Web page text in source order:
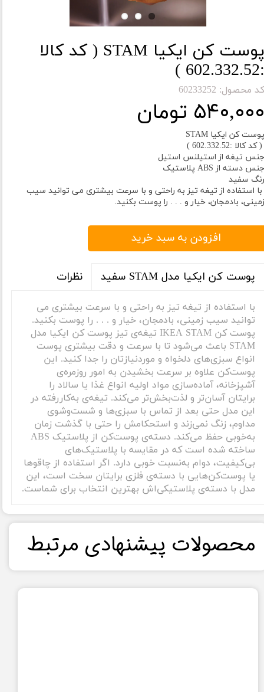
پوست کن ایکیا STAM ( کد کالا
:602.332.52 )
کد محصول: 60233252
۵۴۰,۰۰۰ تومان
پوست کن ایکیا STAM
( کد کالا :602.332.52 )
جنس تیغه از استیلنس استیل
جنس دسته از ABS پلاستیک
رنگ سفید
با استفاده از تیغه تیز به راحتی و با سرعت بیشتری می توانید سیب
زمینی، بادمجان، خیار و . . . را پوست بکنید.
افزودن به سبد خرید
پوست کن ایکیا مدل STAM سفید نظرات
با استفاده از تیغه تیز به راحتی و با سرعت بیشتری می
توانید سیب زمینی، بادمجان، خیار و . . . را پوست بکنید.
پوست کن IKEA STAM تیغه‌ی تیز پوست کن ایکیا مدل
STAM باعث می‌شود تا با سرعت و دقت بیشتری پوست
انواع سبزی‌های دلخواه و موردنیازتان را جدا کنید. این
پوست‌کن علاوه بر سرعت بخشیدن به امور روزمره‌ی
آشپزخانه، آماده‌سازی مواد اولیه انواع غذا یا سالاد را
برایتان آسان‌تر و لذت‌بخش‌تر می‌کند. تیغه‌ی به‌کار‌رفته در
این مدل حتی بعد از تماس با سبزی‌ها و شست‌و‌شوی
مداوم، زنگ نمی‌زند و استحکامش را حتی با گذشت زمان
به‌خوبی حفظ می‌کند. دسته‌ی پوست‌کن از پلاستیک ABS
ساخته شده است که در مقایسه با پلاستیک‌های
بی‌کیفیت، دوام به‌نسبت خوبی دارد. اگر استفاده از چاقو‌ها
یا پوست‌کن‌هایی با دسته‌ی فلزی برایتان سخت است، این
مدل با دسته‌ی پلاستیکی‌اش بهترین انتخاب برای شماست.
​محصولات پیشنهادی مرتبط​​​​​​​